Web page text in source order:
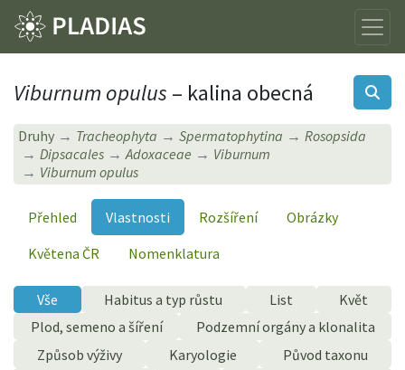
Viburnum opulus – kalina obecná
Druhy Tracheophyta Spermatophytina
Rosopsida
Dipsacales
Adoxaceae
Viburnum
Viburnum opulus
Přehled Vlastnosti Rozšíření
Obrázky
Květena ČR
Nomenklatura
Vše Habitus a typ růstu List
Květ
Plod, semeno a šíření
Podzemní orgány a klonalita
Způsob výživy
Karyologie
Původ taxonu